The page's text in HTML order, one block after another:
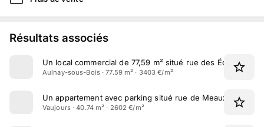
Résultats associés
Un local commercial de 77,59 m² situé rue des Écoles à
Aulnay-sous-Bois · 77.59 m² · 3403 €/m²
Un appartement avec parking situé rue de Meaux à
Vaujours · 40.74 m² · 2602 €/m²